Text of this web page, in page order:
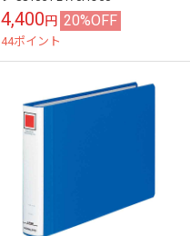
4,400円 20%OFF
44ポイント